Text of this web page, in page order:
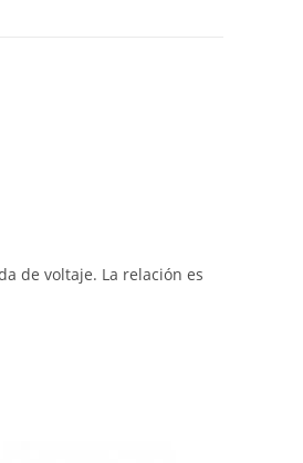
de voltaje. La relación es